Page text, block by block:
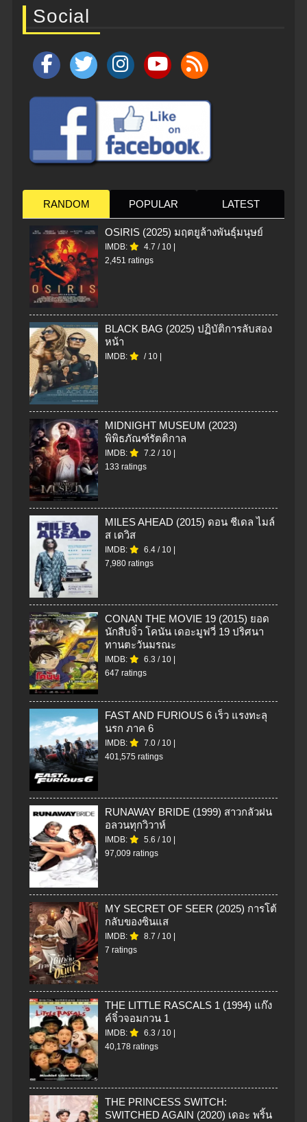
Social
RANDOM POPULAR LATEST
OSIRIS (2025) มฤตยูล้างพันธุ์มนุษย์
IMDB: 4.7 / 10
2,451 ratings
BLACK BAG (2025) ปฏิบัติการลับสอง
หน้า
IMDB: / 10
MIDNIGHT MUSEUM (2023)
พิพิธภัณฑ์รัตติกาล
IMDB: 7.2 / 10
133 ratings
MILES AHEAD (2015) ดอน ชีเดล ไมล์
ส เดวิส
IMDB: 6.4 / 10
7,980 ratings
CONAN THE MOVIE 19 (2015) ยอด
นักสืบจิ๋ว โคนัน เดอะมูฟวี่ 19 ปริศนา
ทานตะวันมรณะ
IMDB: 6.3 / 10
647 ratings
FAST AND FURIOUS 6 เร็ว แรงทะลุ
นรก ภาค 6
IMDB: 7.0 / 10
401,575 ratings
RUNAWAY BRIDE (1999) สาวกลัวฝน
อลวนทุกวิวาห์
IMDB: 5.6 / 10
97,009 ratings
MY SECRET OF SEER (2025) การโต้
กลับของซินแส
IMDB: 8.7 / 10
7 ratings
THE LITTLE RASCALS 1 (1994) แก๊ง
ค์จิ๋วจอมกวน 1
IMDB: 6.3 / 10
40,178 ratings
THE PRINCESS SWITCH:
SWITCHED AGAIN (2020) เดอะ พริ้น